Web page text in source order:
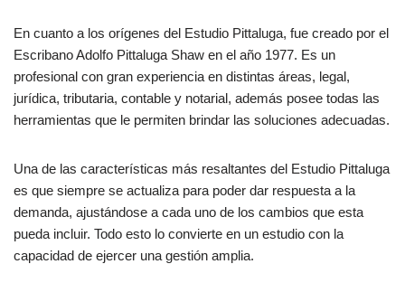
En cuanto a los orígenes del Estudio Pittaluga, fue creado por el
Escribano Adolfo Pittaluga Shaw en el año 1977. Es un
profesional con gran experiencia en distintas áreas, legal,
jurídica, tributaria, contable y notarial, además posee todas las
herramientas que le permiten brindar las soluciones adecuadas.
Una de las características más resaltantes del Estudio Pittaluga
es que siempre se actualiza para poder dar respuesta a la
demanda, ajustándose a cada uno de los cambios que esta
pueda incluir. Todo esto lo convierte en un estudio con la
capacidad de ejercer una gestión amplia.